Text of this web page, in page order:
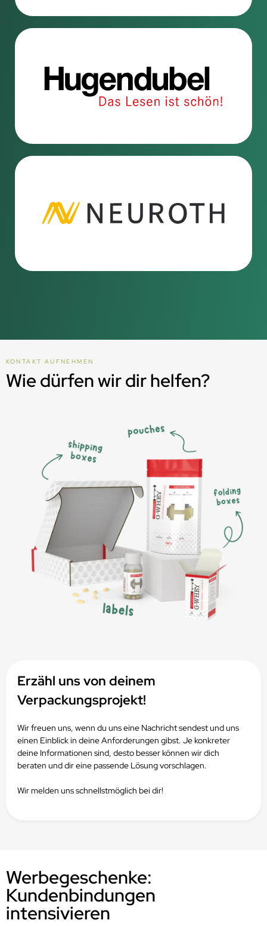
KONTAKT AUFNEHMEN
Wie dürfen wir dir helfen?
Erzähl uns von deinem
Verpackungsprojekt!
Wir freuen uns, wenn du uns eine Nachricht sendest und uns
einen Einblick in deine Anforderungen gibst. Je konkreter
deine Informationen sind, desto besser können wir dich
beraten und dir eine passende Lösung vorschlagen.
Wir melden uns schnellstmöglich bei dir!
Werbegeschenke:
Kundenbindungen
intensivieren